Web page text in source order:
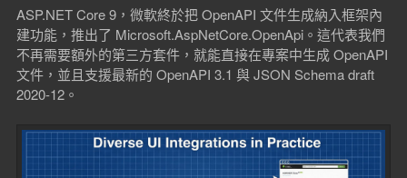
ASP.NET Core 9，微軟終於把 OpenAPI 文件生成納入框架內
建功能，推出了 Microsoft.AspNetCore.OpenApi。這代表我們
不再需要額外的第三方套件，就能直接在專案中生成 OpenAPI
文件，並且支援最新的 OpenAPI 3.1 與 JSON Schema draft
2020-12。